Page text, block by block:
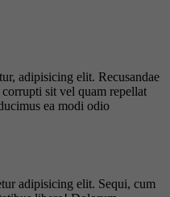
adipisicing elit. Recusandae
sit vel quam repellat
ea modi odio
adipisicing elit. Sequi, cum